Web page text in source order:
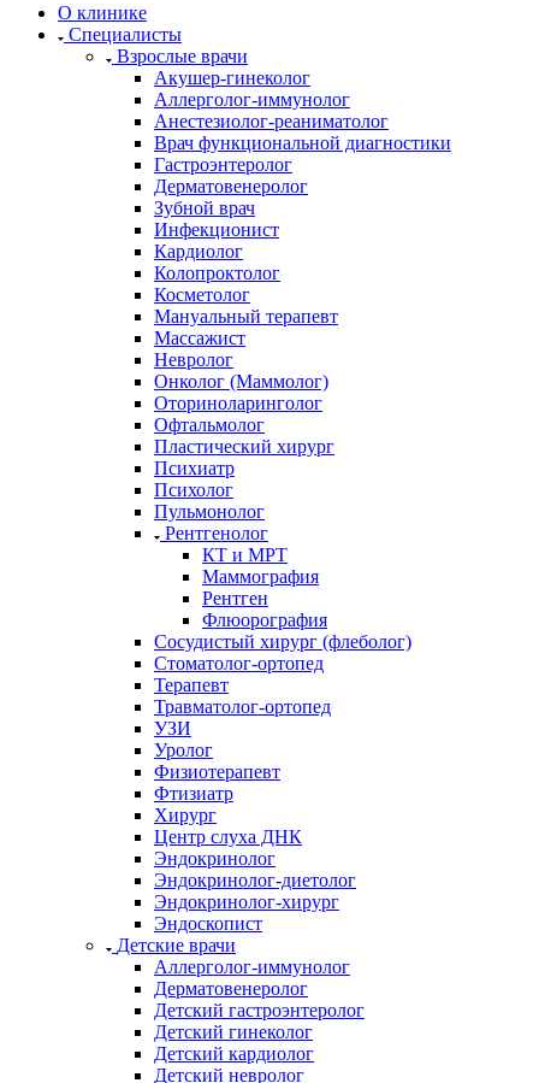
О клинике
Специалисты
Взрослые врачи
Акушер-гинеколог
Аллерголог-иммунолог
Анестезиолог-реаниматолог
Врач функциональной диагностики
Гастроэнтеролог
Дерматовенеролог
Зубной врач
Инфекционист
Кардиолог
Колопроктолог
Косметолог
Мануальный терапевт
Массажист
Невролог
Онколог (Маммолог)
Оториноларинголог
Офтальмолог
Пластический хирург
Психиатр
Психолог
Пульмонолог
Рентгенолог
КТ и МРТ
Маммография
Рентген
Флюорография
Сосудистый хирург (флеболог)
Стоматолог-ортопед
Терапевт
Травматолог-ортопед
УЗИ
Уролог
Физиотерапевт
Фтизиатр
Хирург
Центр слуха ДНК
Эндокринолог
Эндокринолог-диетолог
Эндокринолог-хирург
Эндоскопист
Детские врачи
Аллерголог-иммунолог
Дерматовенеролог
Детский гастроэнтеролог
Детский гинеколог
Детский кардиолог
Детский невролог